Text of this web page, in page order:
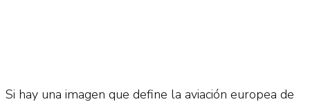
Si hay una imagen que define la aviación europea de